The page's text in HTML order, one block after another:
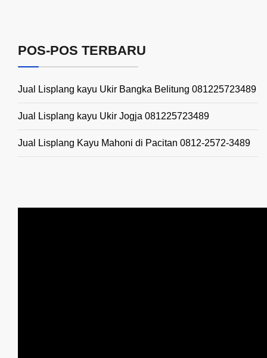
POS-POS TERBARU
Jual Lisplang kayu Ukir Bangka Belitung 081225723489
Jual Lisplang kayu Ukir Jogja 081225723489
Jual Lisplang Kayu Mahoni di Pacitan 0812-2572-3489